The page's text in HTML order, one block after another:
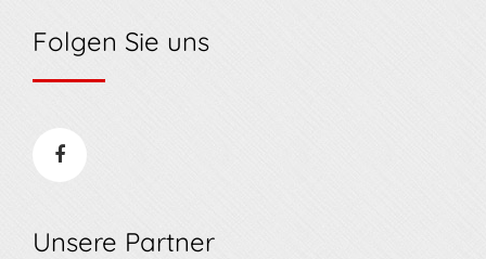
Folgen Sie uns
Unsere Partner